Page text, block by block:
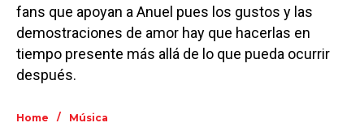
fans que apoyan a Anuel pues los gustos y las
demostraciones de amor hay que hacerlas en
tiempo presente más allá de lo que pueda ocurrir
después.
Home / Música